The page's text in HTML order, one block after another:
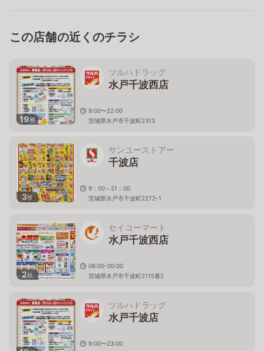
この店舗の近くのチラシ
19枚
ツルハドラッグ
水戸千波西店
9:00〜22:00
茨城県水戸市千波町2313
3枚
サンユーストアー
千波店
9：00～21：00
茨城県水戸市千波町2272-1
2枚
セイコーマート
水戸千波西店
06:00-00:00
茨城県水戸市千波町2115番2
ツルハドラッグ
水戸千波店
9:00〜23:00